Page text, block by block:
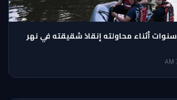
وفاة طفل عمره 10 سنوات أثناء محاولته إنقاذ شقيقته في نهر